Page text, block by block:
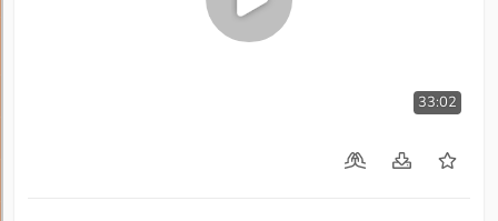
33:02